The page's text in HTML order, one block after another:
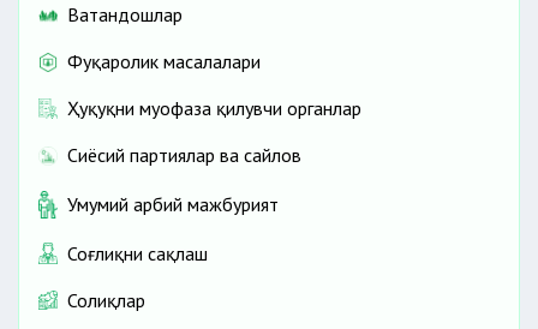
Ватандошлар
Фуқаролик масалалари
Ҳуқуқни муҳофаза қилувчи органлар
Сиёсий партиялар ва сайлов
Умумий ҳарбий мажбурият
Соғлиқни сақлаш
Солиқлар